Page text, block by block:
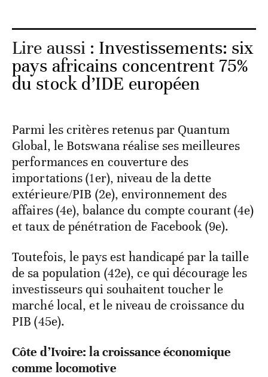
Lire aussi : Investissements: six
pays africains concentrent 75%
du stock d’IDE européen
Parmi les critères retenus par Quantum
Global, le Botswana réalise ses meilleures
performances en couverture des
importations (1er), niveau de la dette
extérieure/PIB (2e), environnement des
affaires (4e), balance du compte courant (4e)
et taux de pénétration de Facebook (9e).
Toutefois, le pays est handicapé par la taille
de sa population (42e), ce qui décourage les
investisseurs qui souhaitent toucher le
marché local, et le niveau de croissance du
PIB (45e).
Côte d’Ivoire: la croissance économique
comme locomotive